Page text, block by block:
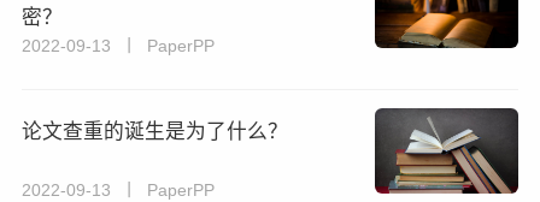
密？
2022-09-13 丨 PaperPP
论文查重的诞生是为了什么？
2022-09-13 丨 PaperPP